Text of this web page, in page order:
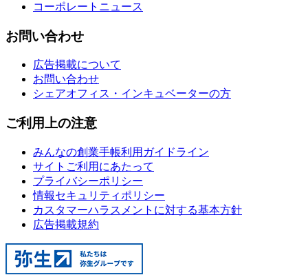
コーポレートニュース
お問い合わせ
広告掲載について
お問い合わせ
シェアオフィス・インキュベーターの方
ご利用上の注意
みんなの創業手帳利用ガイドライン
サイトご利用にあたって
プライバシーポリシー
情報セキュリティポリシー
カスタマーハラスメントに対する基本方針
広告掲載規約